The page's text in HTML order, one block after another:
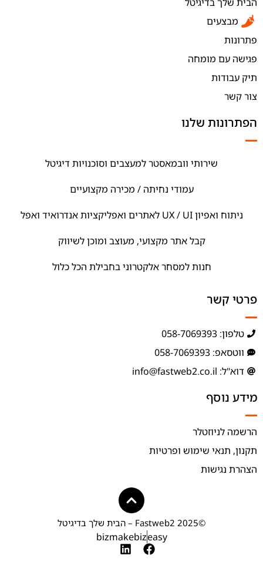
מבצעים
פתרונות
פגישה עם מומחה
תיק עבודות
צור קשר
הפתרונות שלנו
שירותי וובמאסטר למעצבים וסוכנויות דיגיטל
עמודי נחיתה / מכירה מקצועיים
ניתוח ואפיון UX / UI לאתרים ואפליקציות אנדרואיד ואפל
קבל אתר מקצועי, מעוצב ומוכן לשיווק
חנות למסחר אלקטרוני בחבילת הכל כלול
פרטי קשר
טלפון: 058-7069393
ווטסאפ: 058-7069393
דוא"ל: info@fastweb2.co.il
מידע נוסף
הרשמה לניוזטלר
תקנון, תנאי שימוש ופרטיות
הצהרת נגישות
©2025 Fastweb2 – הבית שלך בדיגיטל
easy
bizmakebiz